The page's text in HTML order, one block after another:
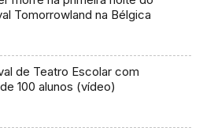
Tomorrowland na Bélgica
de Teatro Escolar com
100 alunos (vídeo)